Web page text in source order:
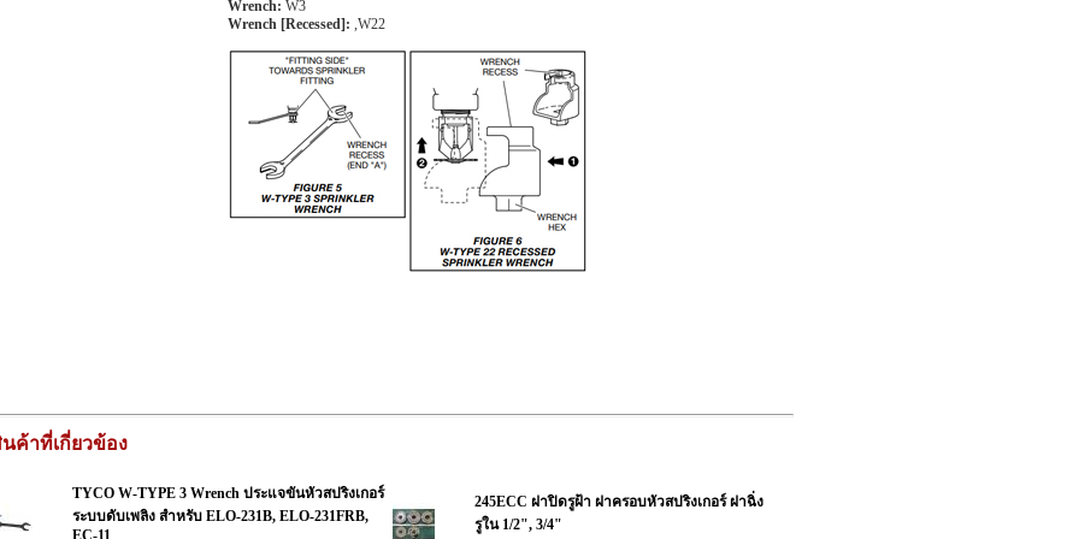
Wrench: W3
Wrench [Recessed]: ,W22
ค้าที่เกี่ยวข้อง
TYCO W-TYPE 3 Wrench ประแจขันหัวสปริงเกอร์
ระบบดับเพลิง สำหรับ ELO-231B, ELO-231FRB,
EC-11
245ECC ฝาปิดรูฝ้า ฝาครอบหัวสปริงเกอร์ ฝาฉิ่ง
รูใน 1/2", 3/4"